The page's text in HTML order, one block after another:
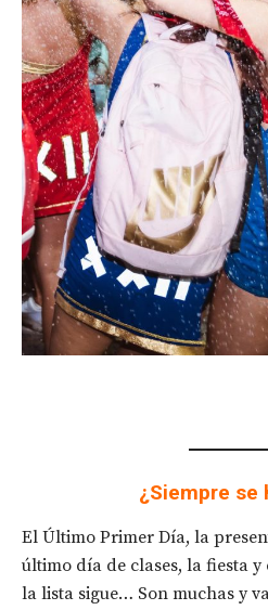
¿Siempre se
El Último Primer Día, la
último día de clases, la fiesta
la lista sigue… Son muchas y